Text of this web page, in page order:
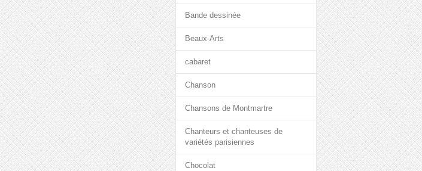
Bande dessinée
Beaux-Arts
cabaret
Chanson
Chansons de Montmartre
Chanteurs et chanteuses de
variétés parisiennes
Chocolat